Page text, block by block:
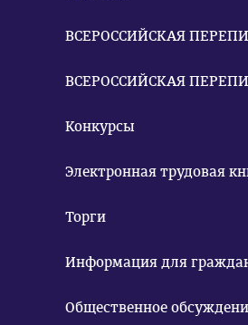
ВСЕРОССИЙСКАЯ
ВСЕРОССИЙСКАЯ
Конкурсы
Электронная трудовая
Торги
Информация для
Общественное